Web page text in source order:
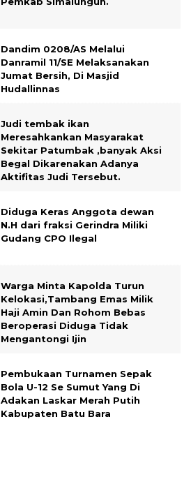
Dandim 0208/AS Melalui
Danramil 11/SE Melaksanakan
Jumat Bersih, Di Masjid
Hudallinnas
Judi tembak ikan
Meresahkankan Masyarakat
Sekitar Patumbak ,banyak Aksi
Begal Dikarenakan Adanya
Aktifitas Judi Tersebut.
Diduga Keras Anggota dewan
N.H dari fraksi Gerindra Miliki
Gudang CPO Ilegal
Warga Minta Kapolda Turun
Kelokasi,Tambang Emas Milik
Haji Amin Dan Rohom Bebas
Beroperasi Diduga Tidak
Mengantongi Ijin
Pembukaan Turnamen Sepak
Bola U-12 Se Sumut Yang Di
Adakan Laskar Merah Putih
Kabupaten Batu Bara